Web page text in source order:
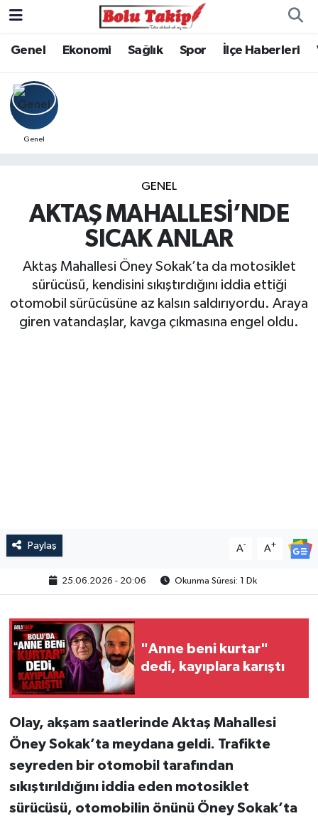
Genel Ekonomi Sağlık Spor İlçe Haberleri
Genel
GENEL
AKTAŞ MAHALLESİ’NDE
SICAK ANLAR
Aktaş Mahallesi Öney Sokak’ta da motosiklet
sürücüsü, kendisini sıkıştırdığını iddia ettiği
otomobil sürücüsüne az kalsın saldırıyordu. Araya
giren vatandaşlar, kavga çıkmasına engel oldu.
Paylaş A- A+
25.06.2026 - 20:06 Okunma Süresi: 1 Dk
"Anne beni kurtar"
dedi, kayıplara karıştı
Olay, akşam saatlerinde Aktaş Mahallesi
Öney Sokak’ta meydana geldi. Trafikte
seyreden bir otomobil tarafından
sıkıştırıldığını iddia eden motosiklet
sürücüsü, otomobilin önünü Öney Sokak’ta